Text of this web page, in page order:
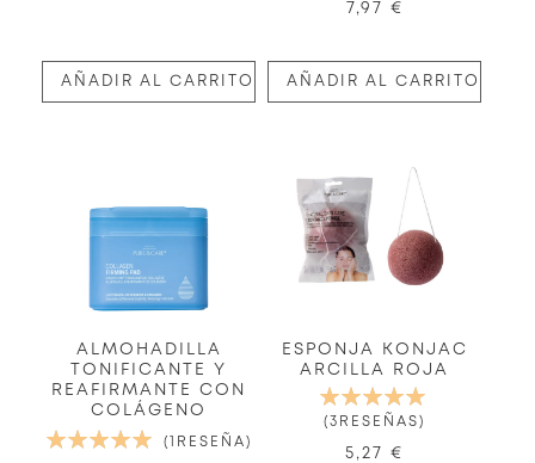
AÑADIR AL CARRITO
7,97 €
AÑADIR AL CARRITO
ALMOHADILLA
TONIFICANTE Y
REAFIRMANTE CON
COLÁGENO
VALORACIÓN:RESEÑA
ESPONJA KONJAC
ARCILLA ROJA
VALORACIÓN:
100%
3 RESEÑAS
5,27 €